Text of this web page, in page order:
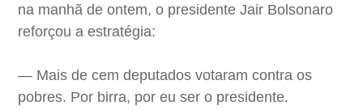
na manhã de ontem, o presidente Jair Bolsonaro
reforçou a estratégia:
— Mais de cem deputados votaram contra os
pobres. Por birra, por eu ser o presidente.